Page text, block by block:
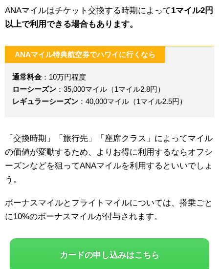
ANAマイルはチケット交換する時期によって1マイル2円
以上で利用できる場合もあります。
ANAマイル特典航空券でハワイに行くなら
通常料金 ：10万円程度
ローシーズン ：35,000マイル（1マイル2.8円）
レギュラーシーズン ：40,000マイル（1マイル2.5円）
「交換時期」「旅行先」「座席クラス」によってマイル
の価値が変動するため、よりお得に利用するならオフシ
ーズンなどを狙ってANAマイルを利用するといいでしょ
う。
ボーナスマイルとフライトマイルについては、搭乗ごと
に10%のボーナスマイルが付与されます。
カードの申し込みはこちら